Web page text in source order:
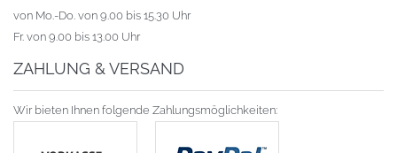
von Mo.-Do. von 9.00 bis 15.30 Uhr
Fr. von 9.00 bis 13.00 Uhr
ZAHLUNG & VERSAND
Wir bieten Ihnen folgende Zahlungsmöglichkeiten: